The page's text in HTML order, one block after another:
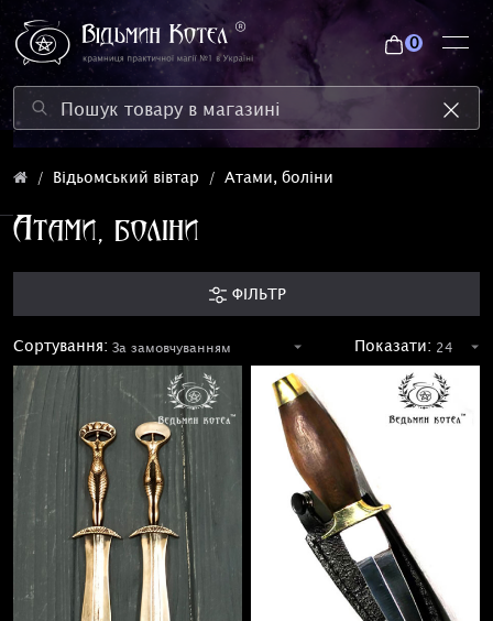
0
Відьомський вівтар Атами, боліни
Атами, боліни
ФІЛЬТР
Сортування: Показати: